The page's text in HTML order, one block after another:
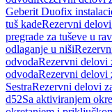
Geberit Duofix
tuš kadeRezervni
pregrade za tuševe u
odlaganje u niši
odvodaRezervni delovi
odvodaRezervni delovi
SestraRezervni delovi
d52Sa aktiviranjem